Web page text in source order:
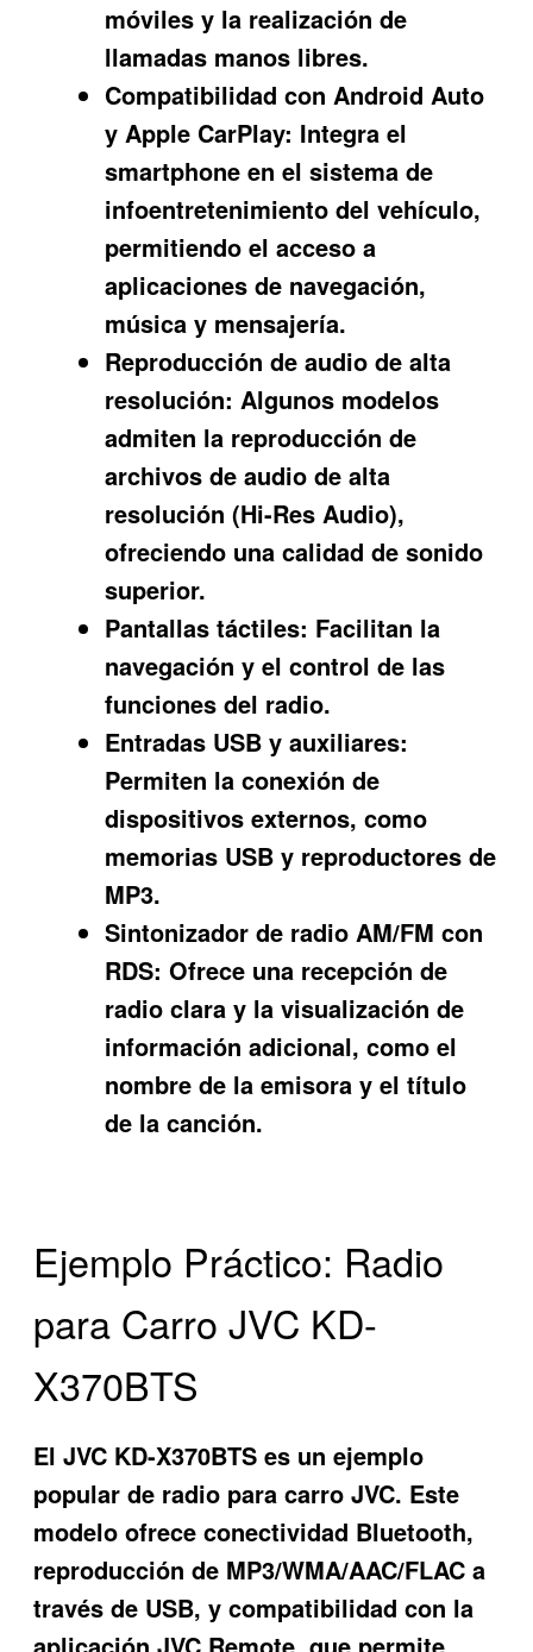
móviles y la realización de
llamadas manos libres.
Compatibilidad con Android Auto
y Apple CarPlay: Integra el
smartphone en el sistema de
infoentretenimiento del vehículo,
permitiendo el acceso a
aplicaciones de navegación,
música y mensajería.
Reproducción de audio de alta
resolución: Algunos modelos
admiten la reproducción de
archivos de audio de alta
resolución (Hi-Res Audio),
ofreciendo una calidad de sonido
superior.
Pantallas táctiles: Facilitan la
navegación y el control de las
funciones del radio.
Entradas USB y auxiliares:
Permiten la conexión de
dispositivos externos, como
memorias USB y reproductores de
MP3.
Sintonizador de radio AM/FM con
RDS: Ofrece una recepción de
radio clara y la visualización de
información adicional, como el
nombre de la emisora y el título
de la canción.
Ejemplo Práctico: Radio
para Carro JVC KD-
X370BTS
El JVC KD-X370BTS es un ejemplo
popular de radio para carro JVC. Este
modelo ofrece conectividad Bluetooth,
reproducción de MP3/WMA/AAC/FLAC a
través de USB, y compatibilidad con la